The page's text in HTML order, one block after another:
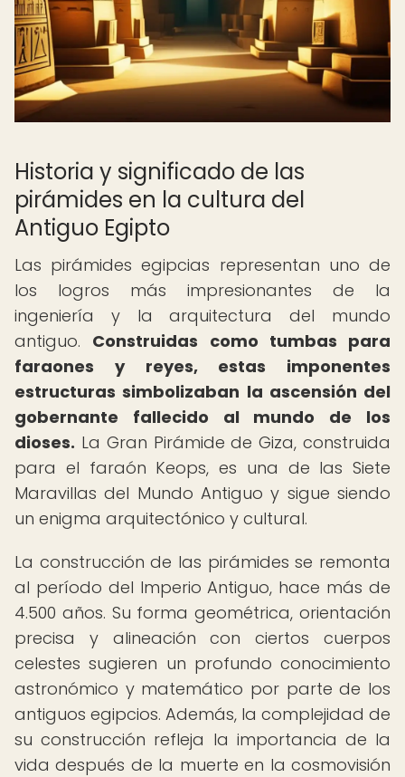
Historia y significado de las
pirámides en la cultura del
Antiguo Egipto
Las pirámides egipcias representan uno de
los logros más impresionantes de la
ingeniería y la arquitectura del mundo
antiguo. Construidas como tumbas para
faraones y reyes, estas imponentes
estructuras simbolizaban la ascensión del
gobernante fallecido al mundo de los
dioses. La Gran Pirámide de Giza, construida
para el faraón Keops, es una de las Siete
Maravillas del Mundo Antiguo y sigue siendo
un enigma arquitectónico y cultural.
La construcción de las pirámides se remonta
al período del Imperio Antiguo, hace más de
4.500 años. Su forma geométrica, orientación
precisa y alineación con ciertos cuerpos
celestes sugieren un profundo conocimiento
astronómico y matemático por parte de los
antiguos egipcios. Además, la complejidad de
su construcción refleja la importancia de la
vida después de la muerte en la cosmovisión